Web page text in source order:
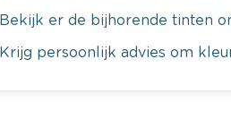
Bekijk er de bijhorende tinten
Krijg persoonlijk advies om